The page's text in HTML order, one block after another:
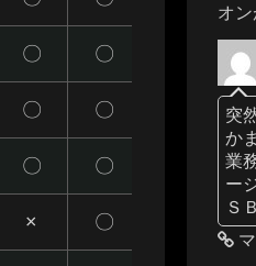
〇 〇
〇 〇
〇 〇
× 〇
オ
突
か
業
ー
Ｓ
マ